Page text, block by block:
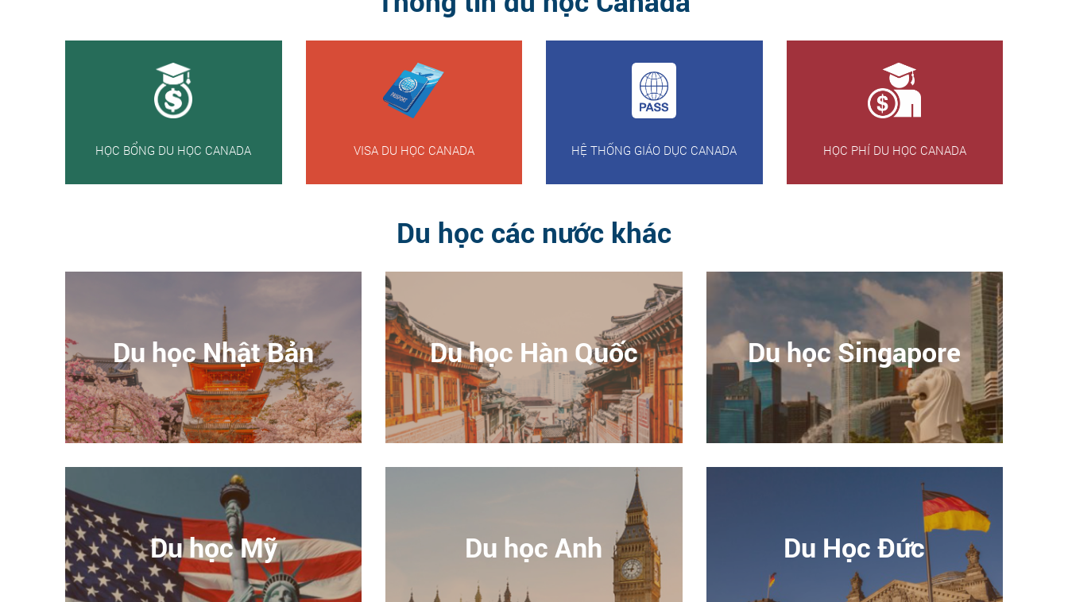
HỌC BỔNG DU HỌC CANADA VISA DU HỌC CANADA HỆ THỐNG GIÁO DỤC CANADA HỌC PHÍ DU HỌC CANADA
Du học các nước khác
Du học Nhật Bản Du học Hàn Quốc Du học Singapore
Du học Mỹ Du học Anh Du Học Đức